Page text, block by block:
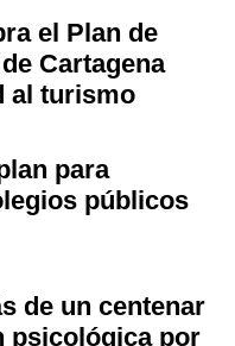
el Plan de
Cartagena
al turismo
para
públicos
de un centenar
psicológica por